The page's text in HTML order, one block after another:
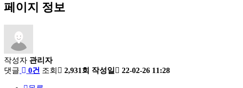
페이지 정보
작성자 관리자
댓글
0건 조회 2,931회 작성일 22-02-26 11:28